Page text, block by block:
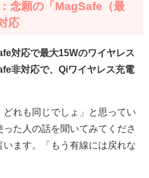
念願の「MagSafe（最
応
対応で最大15Wのワイヤレス
非対応で、Qiワイヤレス充電
どれも同じでしょ」と思ってい
た人の話を聞いてみてくださ
ます。「もう有線には戻れな